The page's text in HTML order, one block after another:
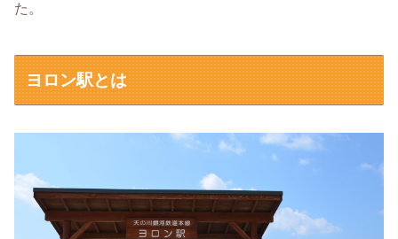
た。
ヨロン駅とは